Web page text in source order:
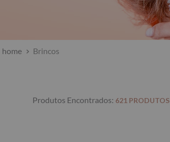
Brincos
621 PRODUTOS